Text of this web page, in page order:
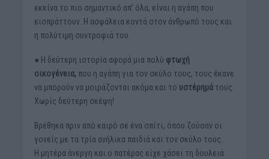
εκείνα το πιο σημαντικό απ’ όλα, είναι η αγάπη που
εισπράττουν. Η ασφάλεια κοντά στον άνθρωπό τους και
η πολύτιμη συντροφιά του.
● Η δεύτερη ιστορία αφορά μια πολύ φτωχή
οικογένεια,που η αγάπη για τον σκύλο τους, τους έκανε
να μπορούν να μοιράζονται ακόμα και το υστέρημάτους.
Χωρίς δεύτερη σκέψη!
Βρέθηκα πριν από καιρό σε ένα σπίτι, όπου ζούσαν οι
γονείς με τα τρία ανήλικα παιδιά και τον σκύλο τους.
Η μητέρα άνεργη και ο πατέρας είχε χάσει τη δουλειά